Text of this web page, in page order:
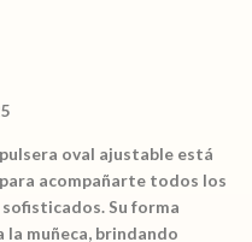
oval ajustable está
acompañarte todos los
Su forma
la muñeca, brindando